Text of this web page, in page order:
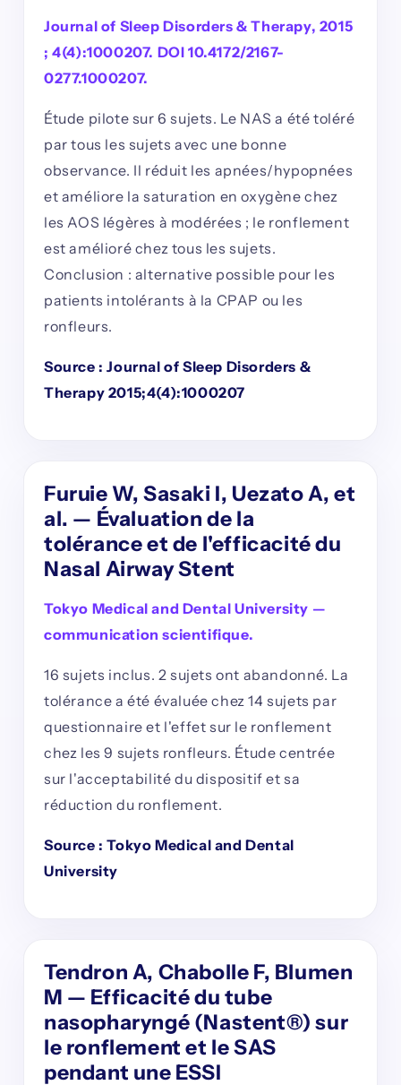
Journal of Sleep Disorders & Therapy, 2015
; 4(4):1000207. DOI 10.4172/2167-
0277.1000207.
Étude pilote sur 6 sujets. Le NAS a été toléré
par tous les sujets avec une bonne
observance. Il réduit les apnées/hypopnées
et améliore la saturation en oxygène chez
les AOS légères à modérées ; le ronflement
est amélioré chez tous les sujets.
Conclusion : alternative possible pour les
patients intolérants à la CPAP ou les
ronfleurs.
Source : Journal of Sleep Disorders &
Therapy 2015;4(4):1000207
Furuie W, Sasaki I, Uezato A, et
al. — Évaluation de la
tolérance et de l'efficacité du
Nasal Airway Stent
Tokyo Medical and Dental University —
communication scientifique.
16 sujets inclus. 2 sujets ont abandonné. La
tolérance a été évaluée chez 14 sujets par
questionnaire et l'effet sur le ronflement
chez les 9 sujets ronfleurs. Étude centrée
sur l'acceptabilité du dispositif et sa
réduction du ronflement.
Source : Tokyo Medical and Dental
University
Tendron A, Chabolle F, Blumen
M — Efficacité du tube
nasopharyngé (Nastent®) sur
le ronflement et le SAS
pendant une ESSI